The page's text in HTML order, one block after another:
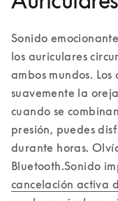
Sonido
los auriculares
ambos mundos.
suavemente la
cuando se
presión, puedes
durante horas.
Bluetooth.Sonido
cancelación activa